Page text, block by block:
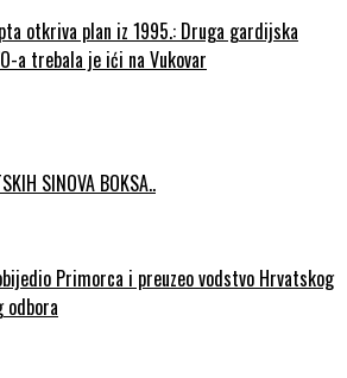
otkriva plan iz 1995.: Druga gardijska
a trebala je ići na Vukovar
SINOVA BOKSA..
Primorca i preuzeo vodstvo Hrvatskog
odbora